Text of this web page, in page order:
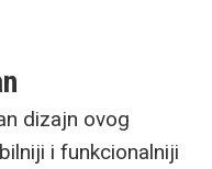
dizajn ovog
i funkcionalniji